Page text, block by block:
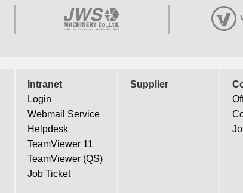
Intranet
Login
Webmail Service
Helpdesk
TeamViewer 11
TeamViewer (QS)
Job Ticket
Supplier